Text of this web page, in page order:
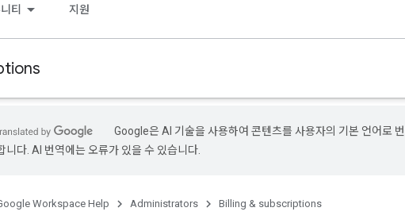
티 지원
Google은 AI 기술을 사용하여 콘텐츠를 사용자의 기본 언어로
니다. AI 번역에는 오류가 있을 수 있습니다.
Workspace Help Administrators Billing & subscriptions